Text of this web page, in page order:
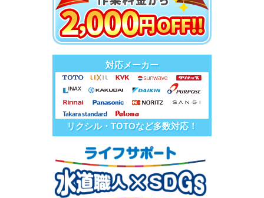
対応メーカー
リクシル・TOTOなど多数対応！